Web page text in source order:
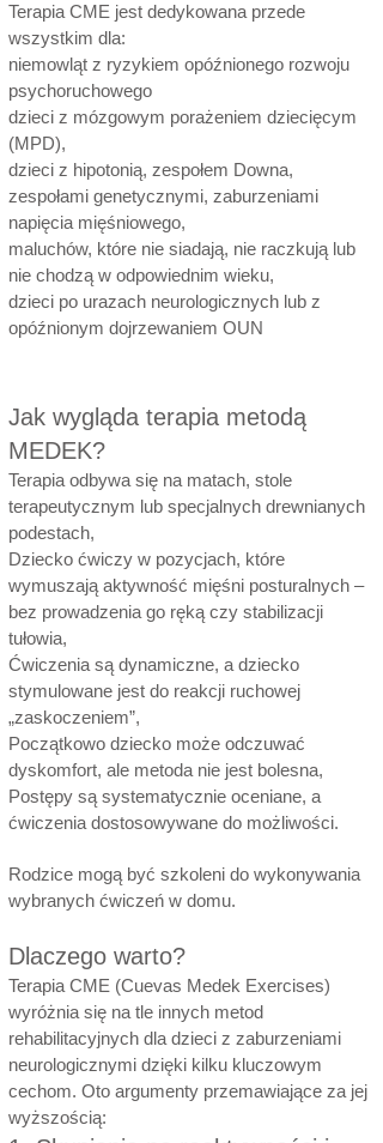
Terapia CME jest dedykowana przede
wszystkim dla:
niemowląt z ryzykiem opóźnionego rozwoju
psychoruchowego
dzieci z mózgowym porażeniem dziecięcym
(MPD),
dzieci z hipotonią, zespołem Downa,
zespołami genetycznymi, zaburzeniami
napięcia mięśniowego,
maluchów, które nie siadają, nie raczkują lub
nie chodzą w odpowiednim wieku,
dzieci po urazach neurologicznych lub z
opóźnionym dojrzewaniem OUN
Jak wygląda terapia metodą
MEDEK?
Terapia odbywa się na matach, stole
terapeutycznym lub specjalnych drewnianych
podestach,
Dziecko ćwiczy w pozycjach, które
wymuszają aktywność mięśni posturalnych –
bez prowadzenia go ręką czy stabilizacji
tułowia,
Ćwiczenia są dynamiczne, a dziecko
stymulowane jest do reakcji ruchowej
„zaskoczeniem”,
Początkowo dziecko może odczuwać
dyskomfort, ale metoda nie jest bolesna,
Postępy są systematycznie oceniane, a
ćwiczenia dostosowywane do możliwości.
Rodzice mogą być szkoleni do wykonywania
wybranych ćwiczeń w domu.
Dlaczego warto?
Terapia CME (Cuevas Medek Exercises)
wyróżnia się na tle innych metod
rehabilitacyjnych dla dzieci z zaburzeniami
neurologicznymi dzięki kilku kluczowym
cechom. Oto argumenty przemawiające za jej
wyższością: